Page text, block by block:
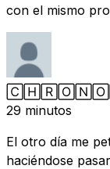
con el mismo
29 minutos
El otro día me
haciéndose